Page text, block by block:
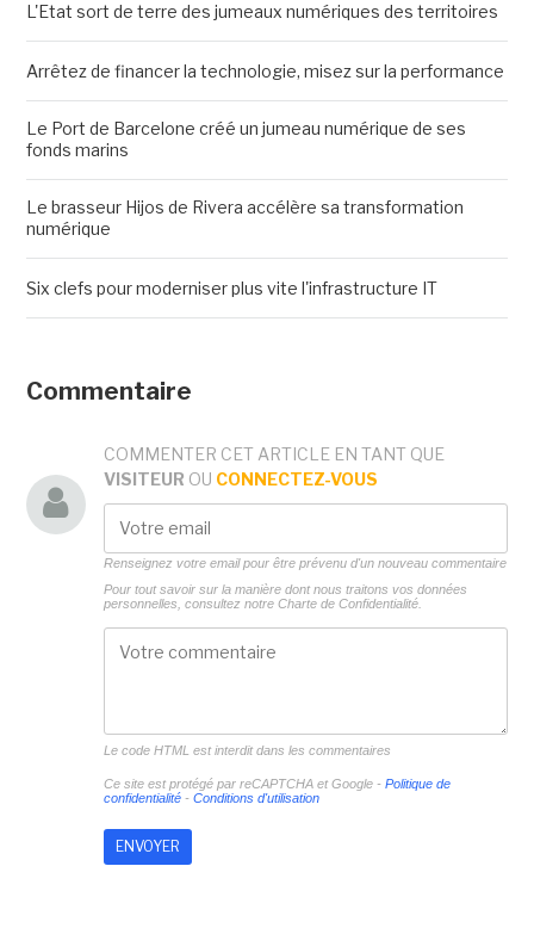
L'Etat sort de terre des jumeaux numériques des territoires
Arrêtez de financer la technologie, misez sur la performance
Le Port de Barcelone créé un jumeau numérique de ses
fonds marins
Le brasseur Hijos de Rivera accélère sa transformation
numérique
Six clefs pour moderniser plus vite l'infrastructure IT
Commentaire
COMMENTER CET ARTICLE EN TANT QUE
VISITEUR OU CONNECTEZ-VOUS
Renseignez votre email pour être prévenu d'un nouveau commentaire
Pour tout savoir sur la manière dont nous traitons vos données
personnelles, consultez notre Charte de Confidentialité.
Le code HTML est interdit dans les commentaires
Ce site est protégé par reCAPTCHA et Google - Politique de
confidentialité- Conditions d'utilisation